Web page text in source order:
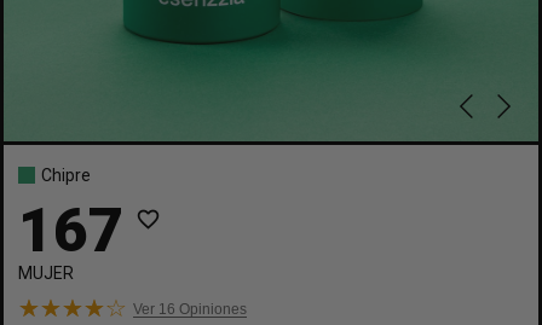
Chipre
167 favorite_border
MUJER
Ver 16 Opiniones